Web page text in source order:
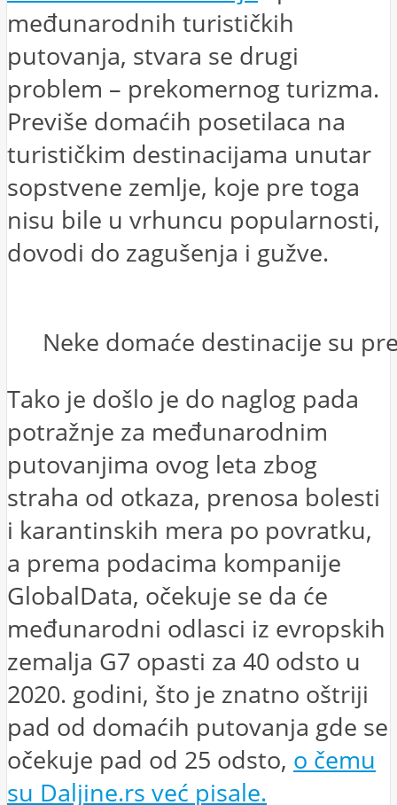
međunarodnih turističkih
putovanja, stvara se drugi
problem – prekomernog turizma.
Previše domaćih posetilaca na
turističkim destinacijama unutar
sopstvene zemlje, koje pre toga
nisu bile u vrhuncu popularnosti,
dovodi do zagušenja i gužve.
Neke domaće destinacije su
Tako je došlo je do naglog pada
potražnje za međunarodnim
putovanjima ovog leta zbog
straha od otkaza, prenosa bolesti
i karantinskih mera po povratku,
a prema podacima kompanije
GlobalData, očekuje se da će
međunarodni odlasci iz evropskih
zemalja G7 opasti za 40 odsto u
2020. godini, što je znatno oštriji
pad od domaćih putovanja gde se
očekuje pad od 25 odsto, o čemu
su Daljine.rs već pisale.